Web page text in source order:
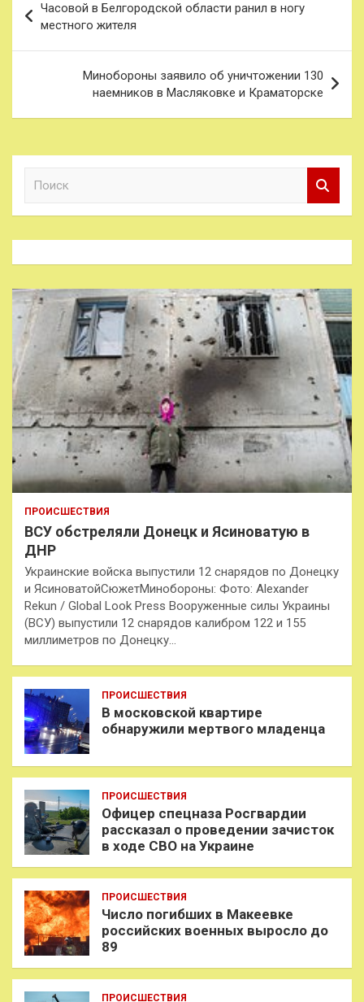
по
записям
Часовой в Белгородской области ранил в ногу
местного жителя
Минобороны заявило об уничтожении 130
наемников в Масляковке и Краматорске
к
ПРОИСШЕСТВИЯ
ВСУ обстреляли Донецк и Ясиноватую в
ДНР
Украинские войска выпустили 12 снарядов по Донецку
и ЯсиноватойСюжетМинобороны: Фото: Alexander
Rekun / Global Look Press Вооруженные силы Украины
(ВСУ) выпустили 12 снарядов калибром 122 и 155
миллиметров по Донецку…
ПРОИСШЕСТВИЯ
В московской квартире
обнаружили мертвого младенца
ПРОИСШЕСТВИЯ
Офицер спецназа Росгвардии
рассказал о проведении зачисток
в ходе СВО на Украине
ПРОИСШЕСТВИЯ
Число погибших в Макеевке
российских военных выросло до
89
ПРОИСШЕСТВИЯ